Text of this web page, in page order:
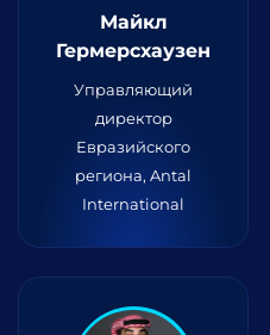
Майкл
Гермерсхаузен
Управляющий
директор
Евразийского
региона, Antal
International